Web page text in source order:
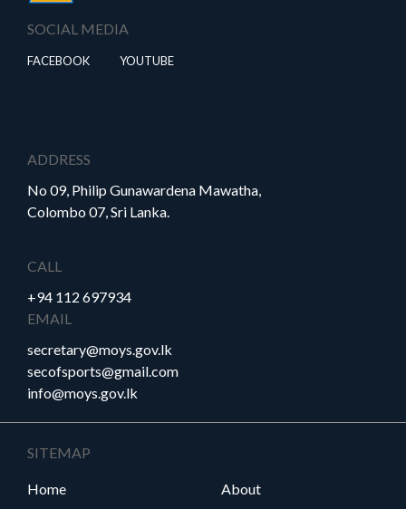
SOCIAL MEDIA
FACEBOOK YOUTUBE
ADDRESS
No 09, Philip Gunawardena Mawatha,
Colombo 07, Sri Lanka.
CALL
+94 112 697934
EMAIL
secretary@moys.gov.lk
secofsports@gmail.com
info@moys.gov.lk
SITEMAP
Home About